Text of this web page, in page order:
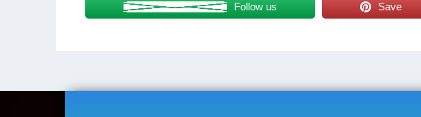
Follow us Save